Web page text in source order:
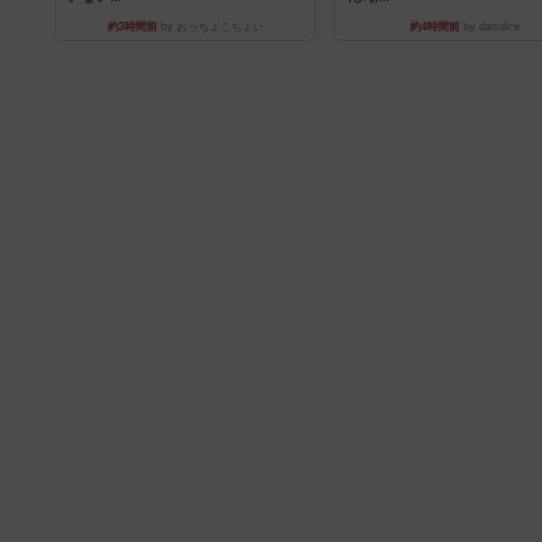
約3時間前by おっちょこちょい 約4時間前by daisdice